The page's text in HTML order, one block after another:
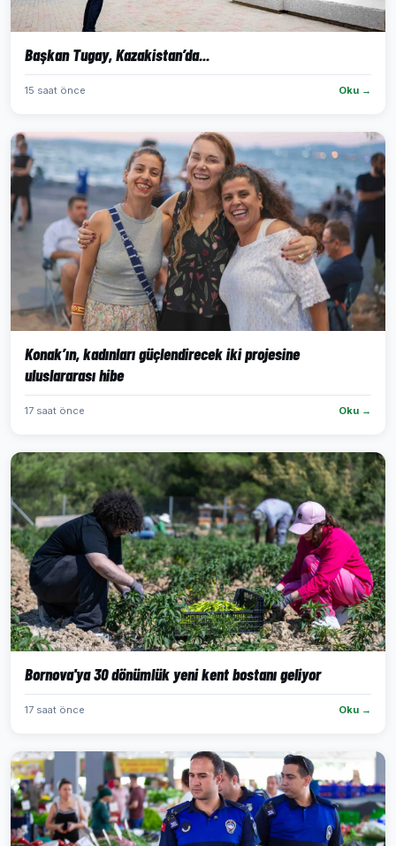
Başkan Tugay, Kazakistan’da...
15 saat önce Oku →
Konak’ın, kadınları güçlendirecek iki projesine
uluslararası hibe
17 saat önce Oku →
Bornova'ya 30 dönümlük yeni kent bostanı geliyor
17 saat önce Oku →